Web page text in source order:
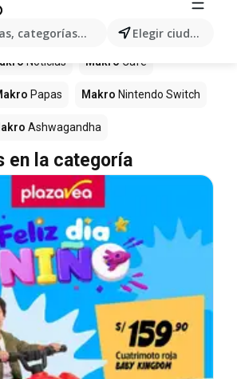
categorías, productos... Elegir ciudad
en tiendas Makro
Noticias Makro Café
Papas Makro Nintendo Switch
Ashwagandha
en la categoría